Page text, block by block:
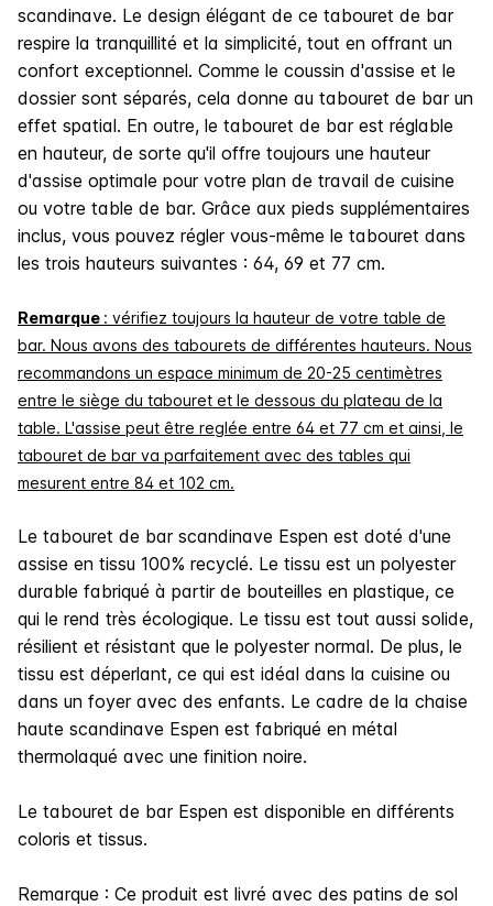
scandinave. Le design élégant de ce tabouret de bar
respire la tranquillité et la simplicité, tout en offrant un
confort exceptionnel. Comme le coussin d'assise et le
dossier sont séparés, cela donne au tabouret de bar un
effet spatial. En outre, le tabouret de bar est réglable
en hauteur, de sorte qu'il offre toujours une hauteur
d'assise optimale pour votre plan de travail de cuisine
ou votre table de bar. Grâce aux pieds supplémentaires
inclus, vous pouvez régler vous-même le tabouret dans
les trois hauteurs suivantes : 64, 69 et 77 cm.
Remarque : vérifiez toujours la hauteur de votre table de
bar. Nous avons des tabourets de différentes hauteurs. Nous
recommandons un espace minimum de 20-25 centimètres
entre le siège du tabouret et le dessous du plateau de la
table. L'assise peut être reglée entre 64 et 77 cm et ainsi, le
tabouret de bar va parfaitement avec des tables qui
mesurent entre 84 et 102 cm.
Le tabouret de bar scandinave Espen est doté d'une
assise en tissu 100% recyclé. Le tissu est un polyester
durable fabriqué à partir de bouteilles en plastique, ce
qui le rend très écologique. Le tissu est tout aussi solide,
résilient et résistant que le polyester normal. De plus, le
tissu est déperlant, ce qui est idéal dans la cuisine ou
dans un foyer avec des enfants. Le cadre de la chaise
haute scandinave Espen est fabriqué en métal
thermolaqué avec une finition noire.
Le tabouret de bar Espen est disponible en différents
coloris et tissus.
Remarque : Ce produit est livré avec des patins de sol